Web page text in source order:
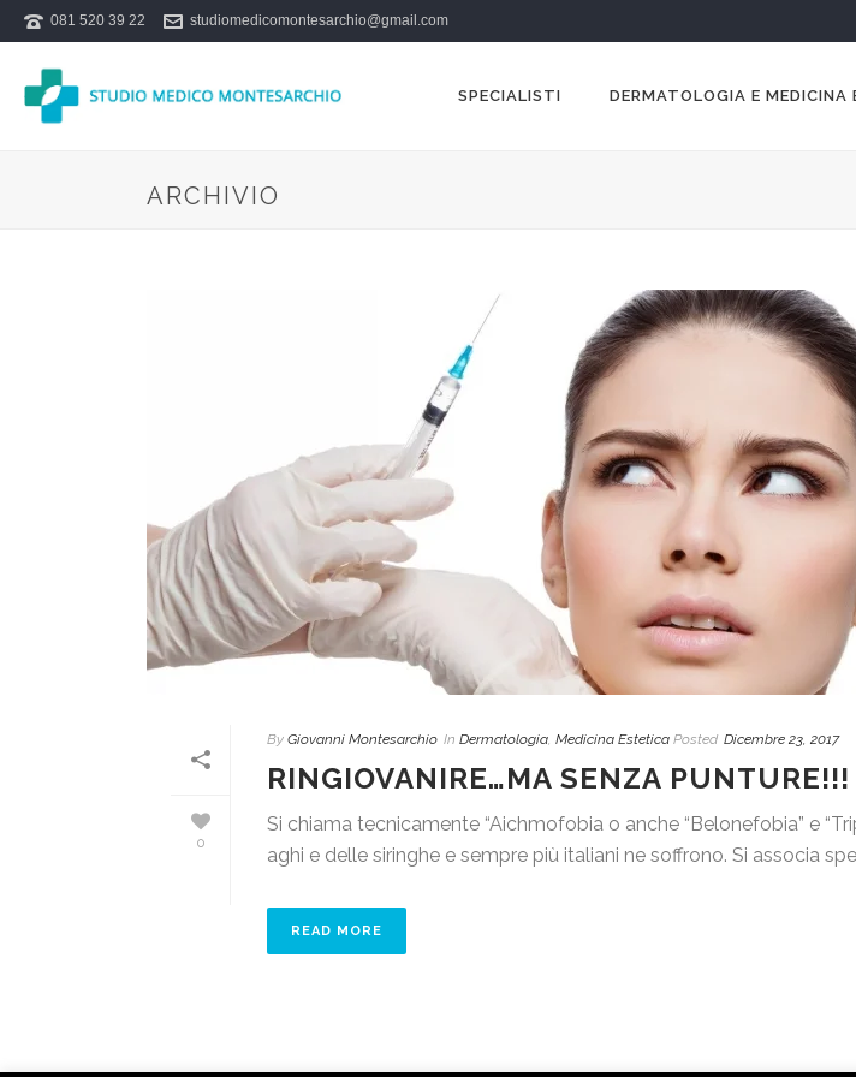
081 520 39 22 studiomedicomontesarchio@gmail.com
SPECIALISTI DERMATOLOGIA E MEDICINA
ARCHIVIO
0
By Giovanni Montesarchio In Dermatologia, Medicina Estetica Posted Dicembre 23, 2017
RINGIOVANIRE…MA SENZA PUNTURE!!!
Si chiama tecnicamente “Aichmofobia o anche “Belonefobia” e
aghi e delle siringhe e sempre più italiani ne soffrono. Si associa
READ MORE